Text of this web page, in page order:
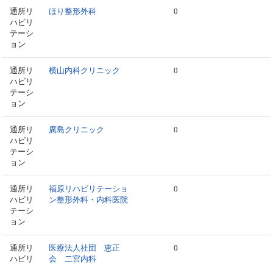
通所リ
ハビリ
テーシ
ョン
ほり整形外科 0
通所リ
ハビリ
テーシ
ョン
横山内科クリニック 0
通所リ
ハビリ
テーシ
ョン
廣島クリニック 0
通所リ
ハビリ
テーシ
ョン
福原リハビリテーショ
ン整形外科・内科医院
0
通所リ
ハビリ
医療法人社団 恵正
会 二宮内科
0